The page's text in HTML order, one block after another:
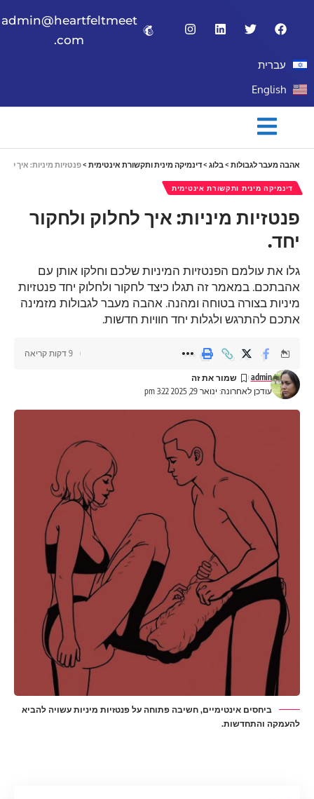
admin@heartfeltmeet
.com
עברית
English
אהבה מעבר לגבולות > בלוג > דינמיקה מינית ותקשורת אינטימית > פנטזיות מיניות: איך
דינמיקה מינית ותקשורת אינטימית
פנטזיות מיניות: איך לחלוק ולחקור
יחד.
גלו את עולמם הפנטזיות המיניות שלכם וחלקו אותן עם
אהבתכם. במאמר זה תגלו כיצד לחקור ולחלוק יחד פנטזיות
מיניות בצורה בטוחה ומהנה. אהבה מעבר לגבולות מזמינה
אתכם להתרגש ולגלות יחד חוויות חדשות.
עודכן לאחרונה: ינואר 29, 2025 3:22 pm
admin
ביחסים אינטימיים, חשיבה פתוחה על פנטזיות מיניות עשויה להביא
להעמקה והתחדשות.